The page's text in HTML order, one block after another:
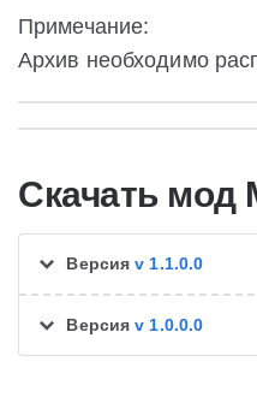
Примечание:
Архив необходимо
Скачать мод
Версияv 1.1.0.0
Версияv 1.0.0.0